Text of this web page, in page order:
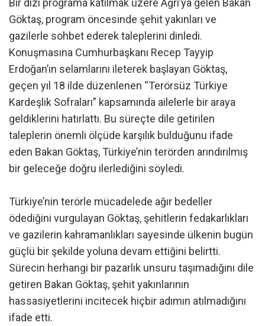
Bir dizi programa katılmak üzere Ağrı’ya gelen Bakan
Göktaş, program öncesinde şehit yakınları ve
gazilerle sohbet ederek taleplerini dinledi.
Konuşmasına Cumhurbaşkanı Recep Tayyip
Erdoğan’ın selamlarını ileterek başlayan Göktaş,
geçen yıl 18 ilde düzenlenen “Terörsüz Türkiye
Kardeşlik Sofraları” kapsamında ailelerle bir araya
geldiklerini hatırlattı. Bu süreçte dile getirilen
taleplerin önemli ölçüde karşılık bulduğunu ifade
eden Bakan Göktaş, Türkiye’nin terörden arındırılmış
bir geleceğe doğru ilerlediğini söyledi.
Türkiye’nin terörle mücadelede ağır bedeller
ödediğini vurgulayan Göktaş, şehitlerin fedakarlıkları
ve gazilerin kahramanlıkları sayesinde ülkenin bugün
güçlü bir şekilde yoluna devam ettiğini belirtti.
Sürecin herhangi bir pazarlık unsuru taşımadığını dile
getiren Bakan Göktaş, şehit yakınlarının
hassasiyetlerini incitecek hiçbir adımın atılmadığını
ifade etti.